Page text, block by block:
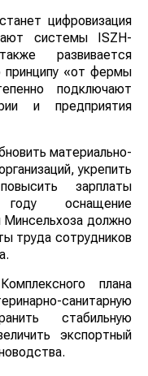
цифровизация
системы ISZH-
развивается
принципу «от фермы
подключают
и предприятия
материально-
укрепить
зарплаты
оснащение
Минсельхоза должно
труда сотрудников
плана
санитарную
стабильную
экспортный